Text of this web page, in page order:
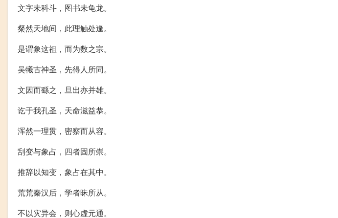
文字未科斗，图书未龟龙。
粲然天地间，此理触处逢。
是谓象这祖，而为数之宗。
吴犧古神圣，先得人所同。
文因而繇之，旦出亦并雄。
讫于我孔圣，天命滋益恭。
浑然一理贯，密察而从容。
刮变与象占，四者固所崇。
推辞以知变，象占在其中。
荒荒秦汉后，学者昧所从。
不以灾异会，则心虚元通。